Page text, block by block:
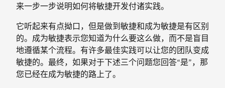
来一步一步说明如何将敏捷开发付诸实践。
它听起来有点拗口，但是做到敏捷和成为敏捷是有区别
的。成为敏捷表示您知道为什么要这么做，而不是盲目
地遵循某个流程。有许多最佳实践可以让您的团队变成
敏捷的。最终，如果对于下述三个问题您回答“是”，那
您已经在成为敏捷的路上了。